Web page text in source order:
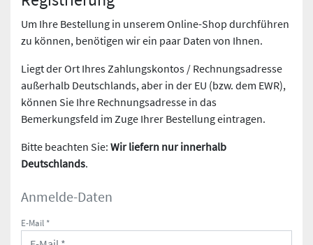
Um Ihre Bestellung in unserem Online-Shop durchführen
zu können, benötigen wir ein paar Daten von Ihnen.
Liegt der Ort Ihres Zahlungskontos / Rechnungsadresse
außerhalb Deutschlands, aber in der EU (bzw. dem EWR),
können Sie Ihre Rechnungsadresse in das
Bemerkungsfeld im Zuge Ihrer Bestellung eintragen.
Bitte beachten Sie: Wir liefern nur innerhalb
Deutschlands.
Anmelde-Daten
E-Mail *